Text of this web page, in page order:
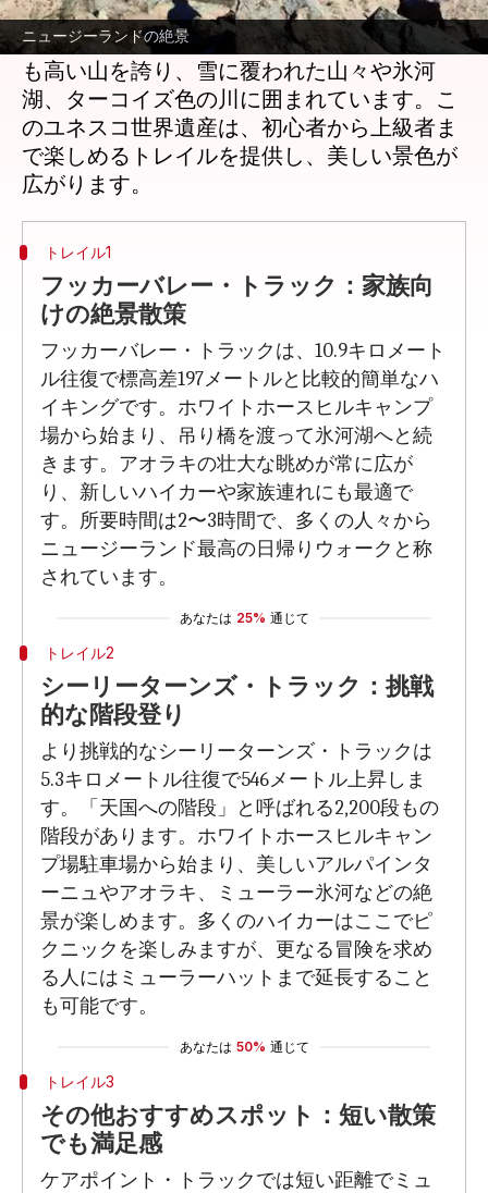
ニュージーランドの絶景
ラキ/マウントクック国立公園は、ハイカー
たちの楽園です。標高3,724メートルの国で最
も高い山を誇り、雪に覆われた山々や氷河
湖、ターコイズ色の川に囲まれています。こ
のユネスコ世界遺産は、初心者から上級者ま
で楽しめるトレイルを提供し、美しい景色が
トレイル1
フッカーバレー・トラック：家族向
けの絶景散策
フッカーバレー・トラックは、10.9キロメート
ル往復で標高差197メートルと比較的簡単なハ
イキングです。ホワイトホースヒルキャンプ
場から始まり、吊り橋を渡って氷河湖へと続
きます。アオラキの壮大な眺めが常に広が
り、新しいハイカーや家族連れにも最適で
す。所要時間は2〜3時間で、多くの人々から
ニュージーランド最高の日帰りウォークと称
されています。
あなたは 25% 通じて
トレイル2
シーリーターンズ・トラック：挑戦
的な階段登り
より挑戦的なシーリーターンズ・トラックは
5.3キロメートル往復で546メートル上昇しま
す。「天国への階段」と呼ばれる2,200段もの
階段があります。ホワイトホースヒルキャン
プ場駐車場から始まり、美しいアルパインタ
ーニュやアオラキ、ミューラー氷河などの絶
景が楽しめます。多くのハイカーはここでピ
クニックを楽しみますが、更なる冒険を求め
る人にはミューラーハットまで延長すること
も可能です。
あなたは 50% 通じて
トレイル3
その他おすすめスポット：短い散策
でも満足感
ケアポイント・トラックでは短い距離でミュ